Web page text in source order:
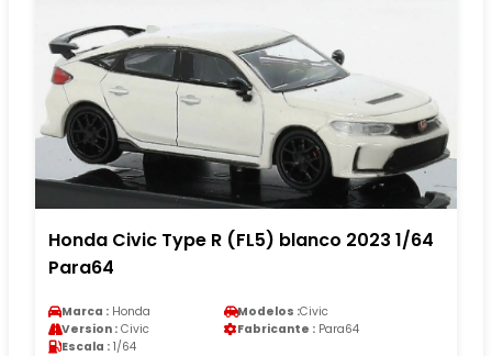
Honda Civic Type R (FL5) blanco 2023 1/64
Para64
Marca : Honda Modelos :Civic
Version : Civic Fabricante : Para64
Escala : 1/64